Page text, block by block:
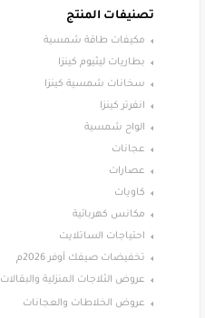
تصنيفات المنتج
مكيفات طاقة شمسية
بطاريات ليثيوم كينزا
سخانات شمسية كينزا
انفرتر كينزا
الواح شمسية
عجانات
عصارات
كاويات
مكانس كهربائية
احتياجات الساتلايت
تخفيضات صيفك أوفر 2026م
عروض الثلاجات المنزلية والبقالات
عروض الخلاطات والعجانات